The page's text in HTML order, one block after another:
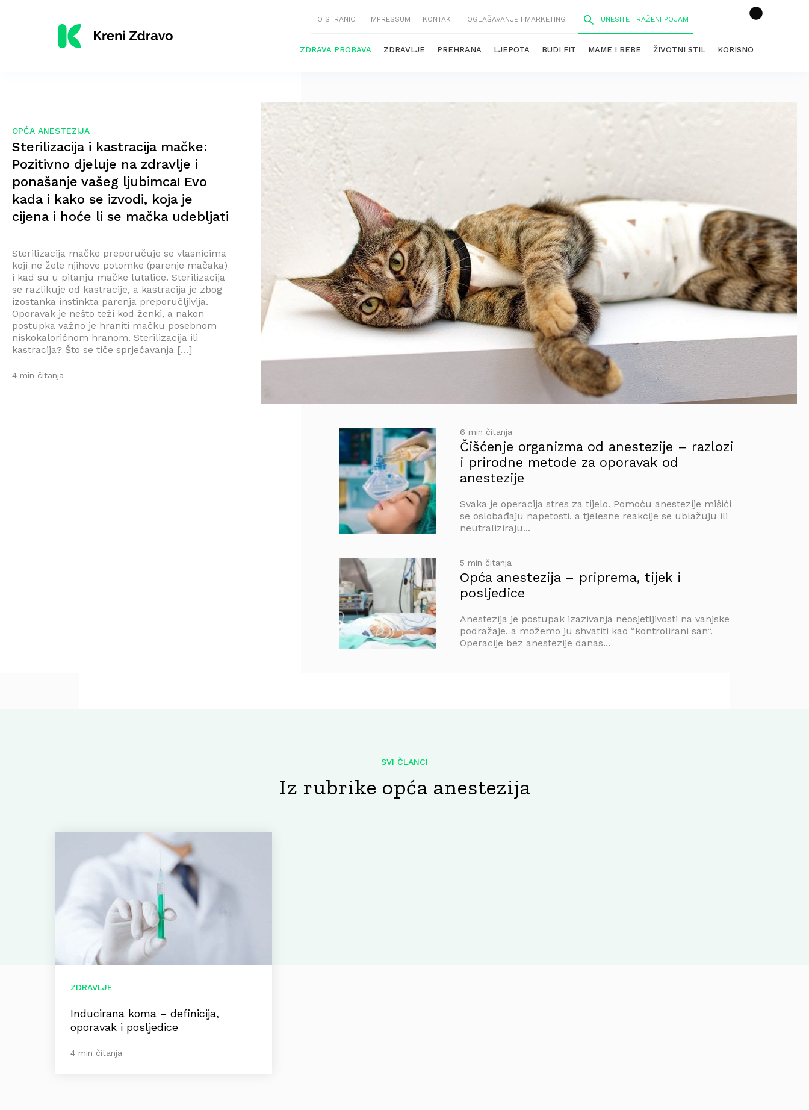
O STRANICI IMPRESSUM KONTAKT OGLAŠAVANJE I MARKETING
ZDRAVA PROBAVA ZDRAVLJE PREHRANA LJEPOTA BUDI FIT MAME I BEBE ŽIVOTNI STIL KORISNO
OPĆA ANESTEZIJA
Sterilizacija i kastracija mačke:
Pozitivno djeluje na zdravlje i
ponašanje vašeg ljubimca! Evo
kada i kako se izvodi, koja je
cijena i hoće li se mačka udebljati
Sterilizacija mačke preporučuje se vlasnicima
koji ne žele njihove potomke (parenje mačaka)
i kad su u pitanju mačke lutalice. Sterilizacija
se razlikuje od kastracije, a kastracija je zbog
izostanka instinkta parenja preporučljivija.
Oporavak je nešto teži kod ženki, a nakon
postupka važno je hraniti mačku posebnom
niskokaloričnom hranom. Sterilizacija ili
kastracija? Što se tiče sprječavanja […]
4 min čitanja
6 min čitanja
Čišćenje organizma od anestezije – razlozi
i prirodne metode za oporavak od
anestezije
Svaka je operacija stres za tijelo. Pomoću anestezije mišići
se oslobađaju napetosti, a tjelesne reakcije se ublažuju ili
neutraliziraju...
5 min čitanja
Opća anestezija – priprema, tijek i
posljedice
Anestezija je postupak izazivanja neosjetljivosti na vanjske
podražaje, a možemo ju shvatiti kao “kontrolirani san“.
Operacije bez anestezije danas...
Iz rubrike opća anestezija
SVI ČLANCI
ZDRAVLJE
Inducirana koma – definicija,
oporavak i posljedice
4 min čitanja